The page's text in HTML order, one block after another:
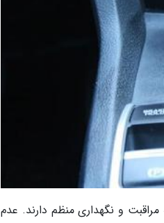
و نگهداری منظم دارند. عدم